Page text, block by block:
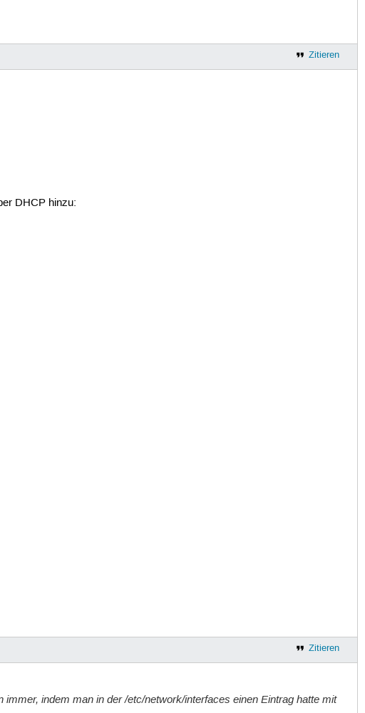
Zitieren
DHCP hinzu:
Zitieren
indem man in der /etc/network/interfaces einen Eintrag hatte mit